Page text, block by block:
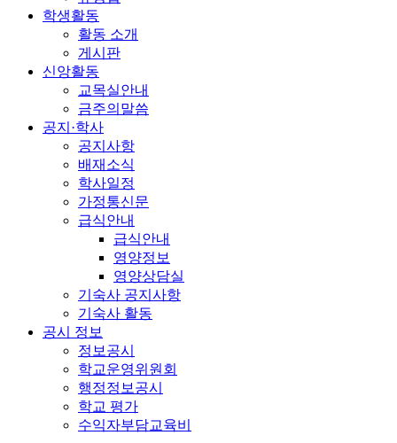
학생활동
활동 소개
게시판
신앙활동
교목실안내
금주의말씀
공지·학사
공지사항
배재소식
학사일정
가정통신문
급식안내
급식안내
영양정보
영양상담실
기숙사 공지사항
기숙사 활동
공시 정보
정보공시
학교운영위원회
행정정보공시
학교 평가
수익자부담교육비